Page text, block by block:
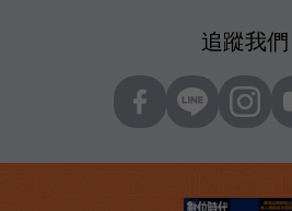
追蹤我們